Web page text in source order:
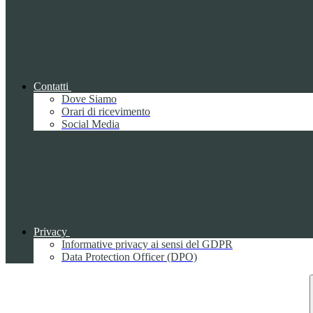
Contatti
Dove Siamo
Orari di ricevimento
Social Media
Privacy
Informative privacy ai sensi del GDPR
Data Protection Officer (DPO)